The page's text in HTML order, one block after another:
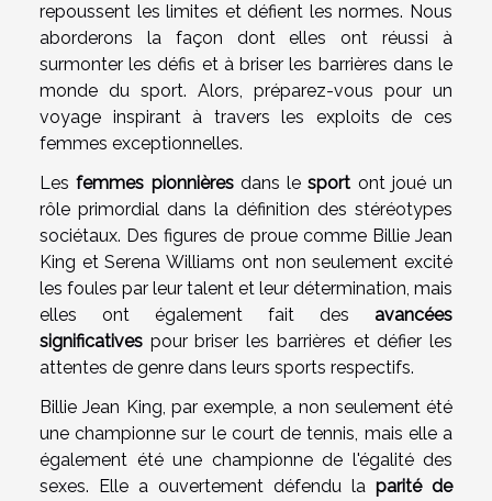
repoussent les limites et défient les normes. Nous
aborderons la façon dont elles ont réussi à
surmonter les défis et à briser les barrières dans le
monde du sport. Alors, préparez-vous pour un
voyage inspirant à travers les exploits de ces
femmes exceptionnelles.
Lesfemmes pionnièresdans lesport ont joué un
rôle primordial dans la définition des stéréotypes
sociétaux. Des figures de proue comme Billie Jean
King et Serena Williams ont non seulement excité
les foules par leur talent et leur détermination, mais
elles ont également fait des avancées
significatives pour briser les barrières et défier les
attentes de genre dans leurs sports respectifs.
Billie Jean King, par exemple, a non seulement été
une championne sur le court de tennis, mais elle a
également été une championne de l'égalité des
sexes. Elle a ouvertement défendu la parité de